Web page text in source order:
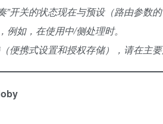
”开关的状态现在与预设（路由参数
如，在使用中/侧处理时。
便携式设置和授权存储），请在主